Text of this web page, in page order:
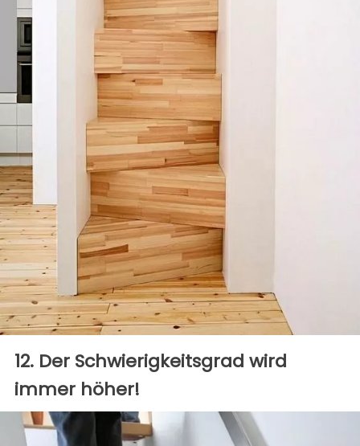
12. Der Schwierigkeitsgrad wird
immer höher!